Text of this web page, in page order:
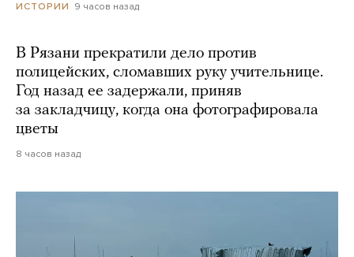
ИСТОРИИ 9 часов назад
В Рязани прекратили дело против
полицейских, сломавших руку учительнице.
Год назад ее задержали, приняв
за закладчицу, когда она фотографировала
цветы
8 часов назад